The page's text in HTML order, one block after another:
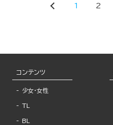
1 2
コンテンツ
少女・女性
TL
BL